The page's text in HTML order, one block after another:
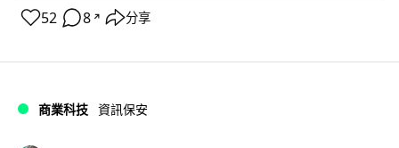
52 8 ↗ 分享
商業科技 資訊保安